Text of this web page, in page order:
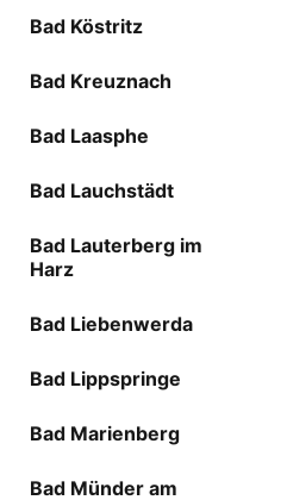
Bad Köstritz
Bad Kreuznach
Bad Laasphe
Bad Lauchstädt
Bad Lauterberg im
Harz
Bad Liebenwerda
Bad Lippspringe
Bad Marienberg
Bad Münder am